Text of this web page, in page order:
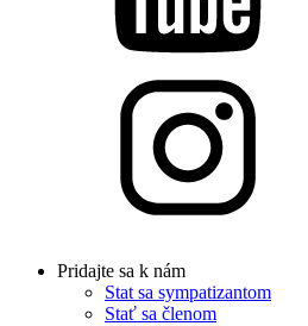
Pridajte sa k nám
Stat sa sympatizantom
Stať sa členom